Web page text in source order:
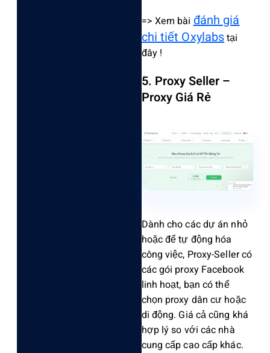
=> Xem bài đánh giá
chi tiết Oxylabstại
đây !
5. Proxy Seller –
Proxy Giá Rẻ
Dành cho các dự án nhỏ
hoặc để tự động hóa
công việc, Proxy-S‌eller có
các gói proxy Faceboo‌k
linh hoạt, bạn có thể
chọn proxy dân cư hoặc
di động. Giá cả cũng khá
hợp lý so với các nhà
cung cấp cao cấp khác.‌